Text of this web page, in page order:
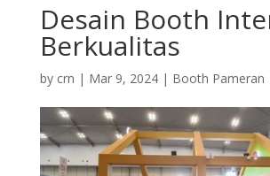
Desain Booth
Berkualitas
by crn | Mar 9, 2024| Booth Pameran